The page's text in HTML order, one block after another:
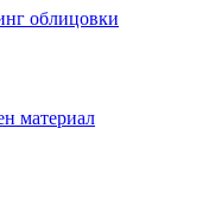
облицовки
материал